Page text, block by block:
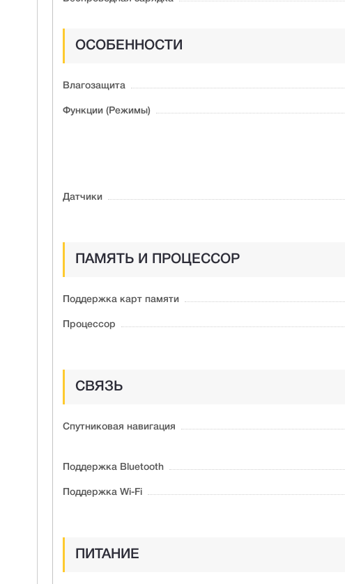
ОСОБЕННОСТИ
Влагозащита
Функции (Режимы)
Датчики
ПАМЯТЬ И ПРОЦЕССОР
Поддержка карт памяти
Процессор
СВЯЗЬ
Спутниковая навигация
Поддержка Bluetooth
Поддержка Wi-Fi
ПИТАНИЕ